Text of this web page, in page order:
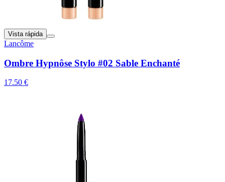
Vista rápida
Lancôme
Ombre Hypnôse Stylo #02 Sable Enchanté
17.50 €